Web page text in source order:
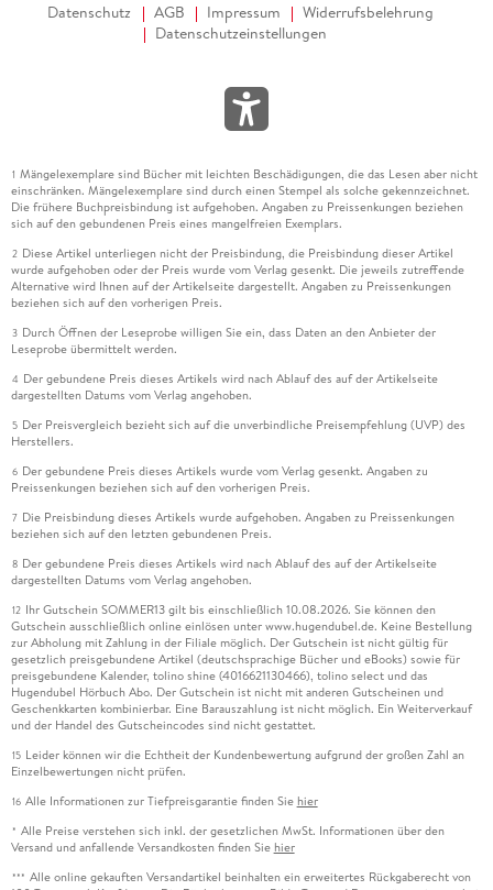
Datenschutz AGB Impressum
Widerrufsbelehrung
Datenschutzeinstellungen
1 Mängelexemplare sind Bücher mit leichten Beschädigungen, die das Lesen aber nicht
einschränken. Mängelexemplare sind durch einen Stempel als solche gekennzeichnet.
Die frühere Buchpreisbindung ist aufgehoben. Angaben zu Preissenkungen beziehen
sich auf den gebundenen Preis eines mangelfreien Exemplars.
2 Diese Artikel unterliegen nicht der Preisbindung, die Preisbindung dieser Artikel
wurde aufgehoben oder der Preis wurde vom Verlag gesenkt. Die jeweils zutreffende
Alternative wird Ihnen auf der Artikelseite dargestellt. Angaben zu Preissenkungen
beziehen sich auf den vorherigen Preis.
3 Durch Öffnen der Leseprobe willigen Sie ein, dass Daten an den Anbieter der
Leseprobe übermittelt werden.
4 Der gebundene Preis dieses Artikels wird nach Ablauf des auf der Artikelseite
dargestellten Datums vom Verlag angehoben.
5 Der Preisvergleich bezieht sich auf die unverbindliche Preisempfehlung (UVP) des
Herstellers.
6 Der gebundene Preis dieses Artikels wurde vom Verlag gesenkt. Angaben zu
Preissenkungen beziehen sich auf den vorherigen Preis.
7 Die Preisbindung dieses Artikels wurde aufgehoben. Angaben zu Preissenkungen
beziehen sich auf den letzten gebundenen Preis.
8 Der gebundene Preis dieses Artikels wird nach Ablauf des auf der Artikelseite
dargestellten Datums vom Verlag angehoben.
12 Ihr Gutschein SOMMER13 gilt bis einschließlich 10.08.2026. Sie können den
Gutschein ausschließlich online einlösen unter www.hugendubel.de. Keine Bestellung
zur Abholung mit Zahlung in der Filiale möglich. Der Gutschein ist nicht gültig für
gesetzlich preisgebundene Artikel (deutschsprachige Bücher und eBooks) sowie für
preisgebundene Kalender, tolino shine (4016621130466), tolino select und das
Hugendubel Hörbuch Abo. Der Gutschein ist nicht mit anderen Gutscheinen und
Geschenkkarten kombinierbar. Eine Barauszahlung ist nicht möglich. Ein Weiterverkauf
und der Handel des Gutscheincodes sind nicht gestattet.
15 Leider können wir die Echtheit der Kundenbewertung aufgrund der großen Zahl an
Einzelbewertungen nicht prüfen.
16 Alle Informationen zur Tiefpreisgarantie finden Sie hier
* Alle Preise verstehen sich inkl. der gesetzlichen MwSt. Informationen über den
Versand und anfallende Versandkosten finden Sie hier
*** Alle online gekauften Versandartikel beinhalten ein erweitertes Rückgaberecht von